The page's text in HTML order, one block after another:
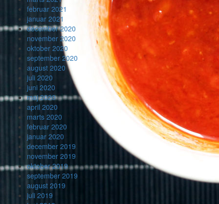
februar 2021
januar 2021
december 2020
november 2020
oktober 2020
september 2020
august 2020
juli 2020
juni 2020
maj 2020
april 2020
marts 2020
februar 2020
januar 2020
december 2019
november 2019
oktober 2019
september 2019
august 2019
juli 2019